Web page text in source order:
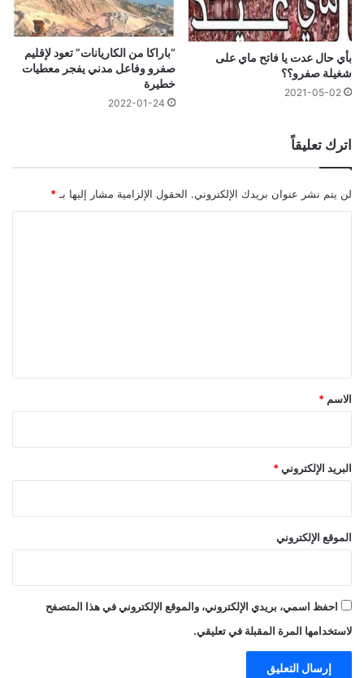
بأي حال عدت يا فاتح ماي على
شغيلة صفرو؟؟
2021-05-02
“باراكا من الكاريانات” تعود لإقليم
صفرو وفاعل مدني يفجر معطيات
خطيرة
2022-01-24
اترك تعليقاً
لن يتم نشر عنوان بريدك الإلكتروني. الحقول الإلزامية مشار إليها بـ *
*
الاسم *
البريد الإلكتروني *
الموقع الإلكتروني
احفظ اسمي، بريدي الإلكتروني، والموقع الإلكتروني في هذا المتصفح
لاستخدامها المرة المقبلة في تعليقي.